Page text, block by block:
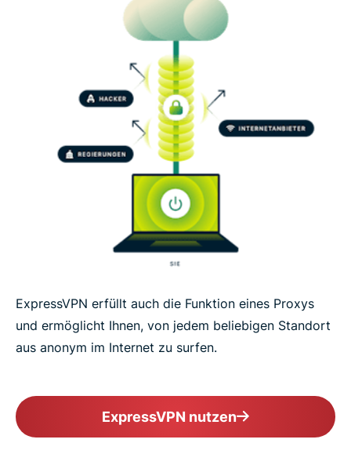
Wie Sie ein VPN risikofrei nutzen
ExpressVPN erfüllt auch die Funktion eines Proxys
und ermöglicht Ihnen, von jedem beliebigen Standort
aus anonym im Internet zu surfen.
ExpressVPN nutzen